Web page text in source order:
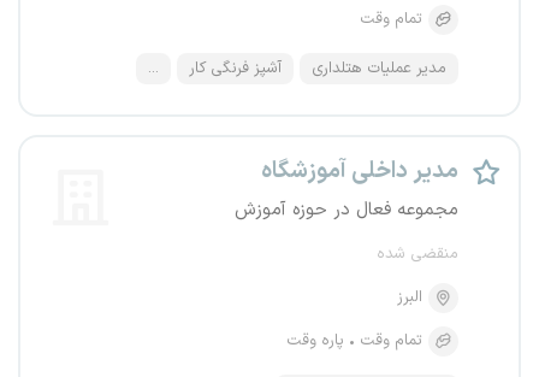
تمام وقت
مدیر عملیات هتلداری آشپز فرنگی کار ...
مدیر داخلی آموزشگاه
مجموعه فعال در حوزه آموزش
منقضی شده
البرز
تمام وقت
پاره وقت